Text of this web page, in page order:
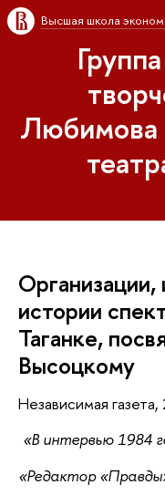
Высшая школа
Любимова
истории
Таганке,
Высоцкому
Независимая газета,
«В интервью 1984
«Редактор